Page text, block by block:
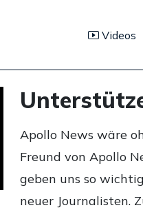
Videos
Apollo News wäre
Freund von Apollo
geben uns so
neuer Journalisten.